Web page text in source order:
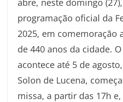
abre, neste domingo
programação oficial da
2025, em comemoração
de 440 anos da cidade.
acontece até 5 de
Solon de Lucena,
missa, a partir das 17h